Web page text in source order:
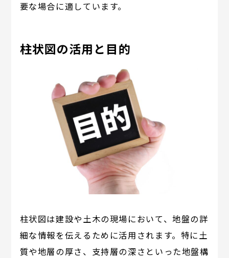
要な場合に適しています。
柱状図の活用と目的
柱状図は建設や土木の現場において、地盤の詳
細な情報を伝えるために活用されます。特に土
質や地層の厚さ、支持層の深さといった地盤構